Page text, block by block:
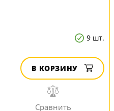
9 шт.
В КОРЗИНУ